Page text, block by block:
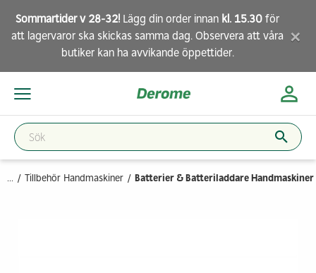
Sommartider v 28-32! Lägg din order innan kl. 15.30 för
att lagervaror ska skickas samma dag. Observera att våra
butikerkan ha avvikande öppettider. ×
... Tillbehör Handmaskiner Batterier & Batteriladdare Handmaskiner